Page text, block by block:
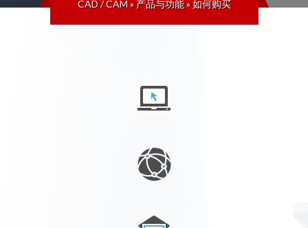
CAD / CAM» 产品与功能»如何购买